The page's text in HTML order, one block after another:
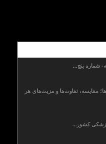
شماره پنج...
مقایسه، تفاوت‌ها و مزیت‌های هر
پزشکی کشور...